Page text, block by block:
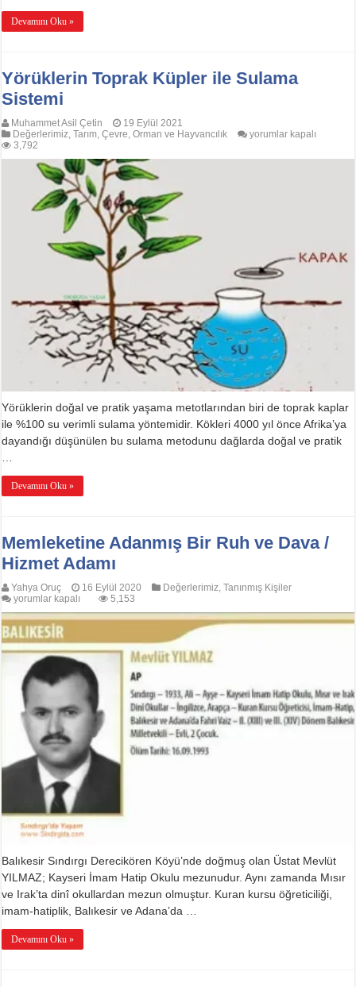
Devamını Oku »
Yörüklerin Toprak Küpler ile Sulama
Sistemi
Muhammet Asil Çetin
19 Eylül 2021
Değerlerimiz ,Tarım, Çevre, Orman ve Hayvancılık
Yörüklerin
yorumlar kapalı
3,792
Yörüklerin doğal ve pratik yaşama metotlarından biri de toprak kaplar
ile %100 su verimli sulama yöntemidir. Kökleri 4000 yıl önce Afrika’ya
dayandığı düşünülen bu sulama metodunu dağlarda doğal ve pratik
Devamını Oku »
Memleketine Adanmış Bir Ruh ve Dava /
Hizmet Adamı
Yahya Oruç 16 Eylül 2020 Değerlerimiz ,Tanınmış Kişiler
Memleketine
Bir
Ruh
ve
Dava
Hizmet
Adamı
için
yorumlar kapalı 5,153
Balıkesir Sındırgı Derecikören Köyü’nde doğmuş olan Üstat Mevlüt
YILMAZ; Kayseri İmam Hatip Okulu mezunudur. Aynı zamanda Mısır
ve Irak’ta dinî okullardan mezun olmuştur. Kuran kursu öğreticiliği,
imam-hatiplik, Balıkesir ve Adana’da …
Devamını Oku »